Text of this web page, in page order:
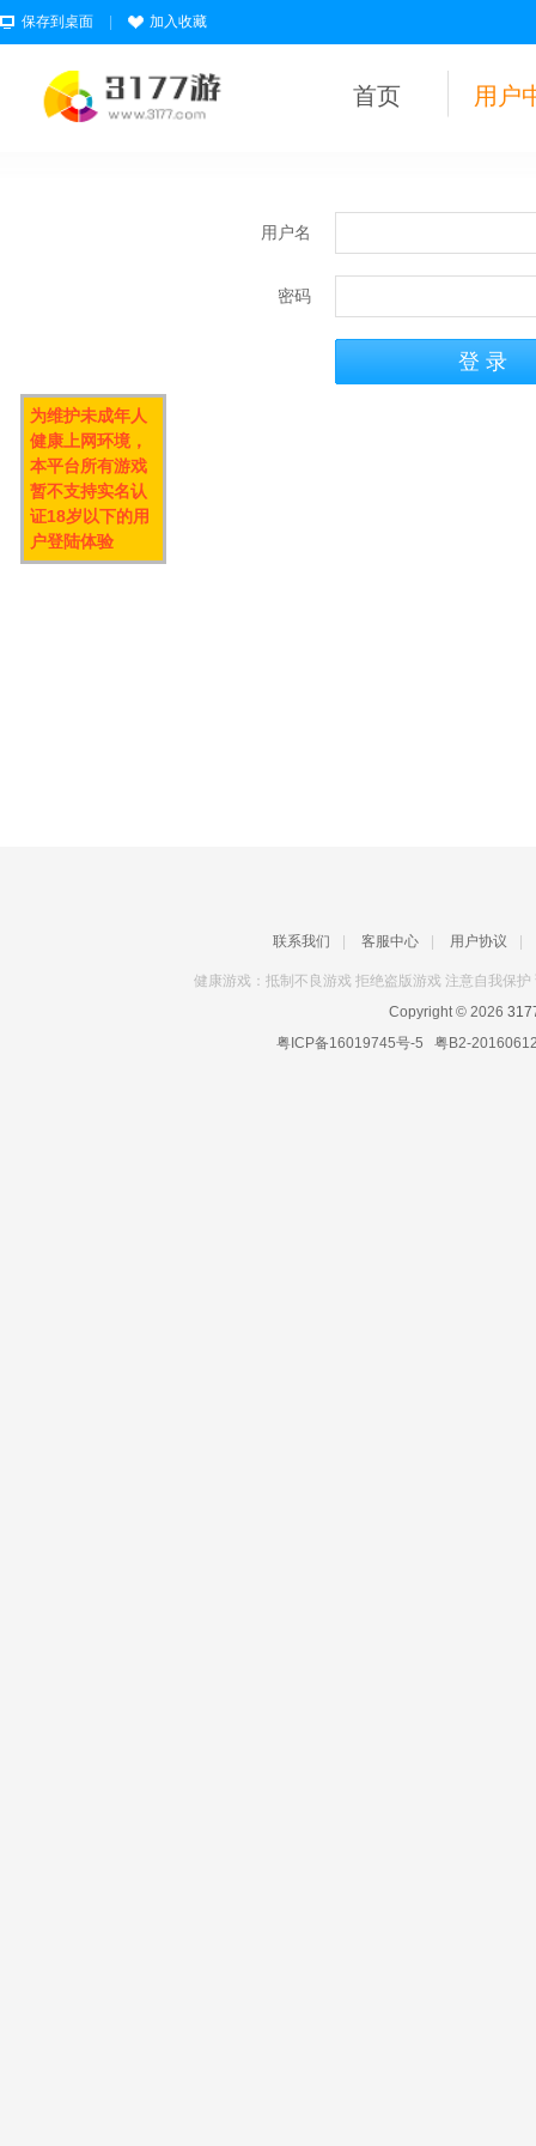
保存到桌面 加入收藏
首页 用户
用户名
密码
联系我们 客服中心 用户协议
健康游戏：抵制不良游戏 拒绝盗版游戏 注意自我保
Copyright © 2026
粤ICP备16019745号-5 粤B2-
为维护未成年人
健康上网环境，
本平台所有游戏
暂不支持实名认
证18岁以下的用
户登陆体验